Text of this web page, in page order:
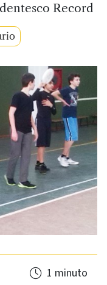
Record
1 minuto